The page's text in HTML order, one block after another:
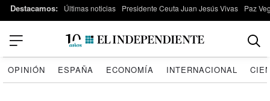
Destacamos: Últimas noticias Presidente Ceuta Juan Jesús Vivas Paz
OPINIÓN ESPAÑA ECONOMÍA INTERNACIONAL